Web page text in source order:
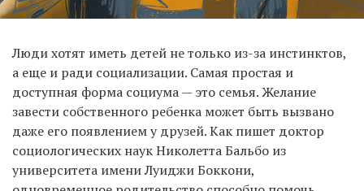
Люди хотят иметь детей не только из-за инстинктов,
а еще и ради социализации. Самая простая и
доступная форма социума — это семья. Желание
завести собственного ребенка может быть вызвано
даже его появлением у друзей. Как пишет доктор
социологических наук Николетта Бальбо из
университета имени Луиджи Боккони,